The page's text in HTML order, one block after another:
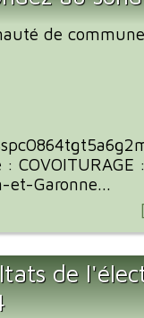
de
COVOITURAGE
et-Garonne...
de